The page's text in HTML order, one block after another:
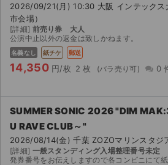
2026/09/21(月) 10:30 大阪 インテックス
市会場）
[詳細] 前売り券 大人
公演中止以外の返金は致しかねます。
名義なし 紙チケ 郵送
14,350 円/枚 2 枚 0
SUMMER SONIC 2026 "DIM
U RAVE CLUB～"
2026/08/14(金) 千葉 ZOZOマリンスタジ
[詳細] 一般スタンディング入場整理番号未定
発券番号をお伝えしますので各コンビニにて紙チケットを発券してください。お座席は紙チケットを発券してみないと分か